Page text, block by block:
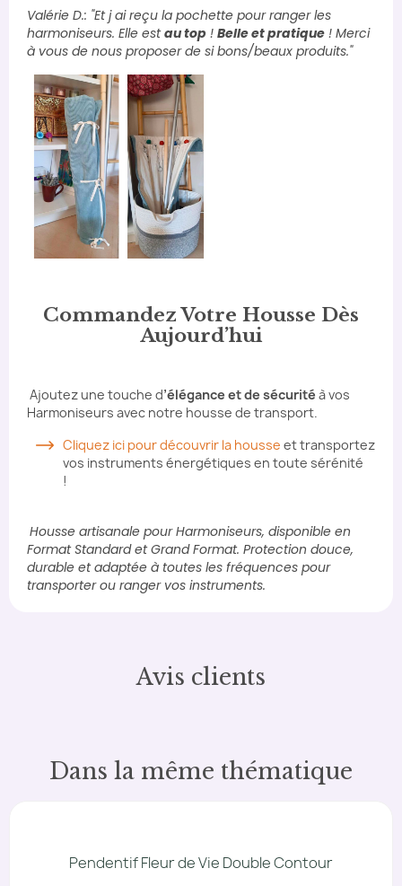
Valérie D.: "Et j ai reçu la pochette pour ranger les
harmoniseurs. Elle estau top ! Belle et pratique ! Merci
à vous de nous proposer de si bons/beaux produits."
Commandez Votre Housse Dès
Aujourd’hui
Ajoutez une touche d’élégance et de sécurité à vos
Harmoniseurs avec notre housse de transport.
Cliquez ici pour découvrir la housse et transportez
vos instruments énergétiques en toute sérénité
!
Housse artisanale pour Harmoniseurs, disponible en
Format Standard et Grand Format. Protection douce,
durable et adaptée à toutes les fréquences pour
transporter ou ranger vos instruments.
Avis clients
Dans la même thématique
Pendentif Fleur de Vie Double Contour